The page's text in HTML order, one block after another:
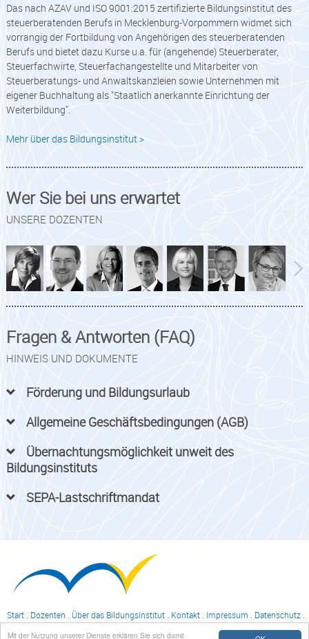
Mit der Nutzung unserer Dienste erklären Sie sich damit
Das nach AZAV und ISO 9001:2015 zertifizierte Bildungsinstitut des
steuerberatenden Berufs in Mecklenburg-Vorpommern widmet sich
vorrangig der Fortbildung von Angehörigen des steuerberatenden
Berufs und bietet dazu Kurse u.a. für (angehende) Steuerberater,
Steuerfachwirte, Steuerfachangestellte und Mitarbeiter von
Steuerberatungs- und Anwaltskanzleien sowie Unternehmen mit
eigener Buchhaltung als "Staatlich anerkannte Einrichtung der
Weiterbildung".
Mehr über das Bildungsinstitut >
Wer Sie bei uns erwartet
UNSERE DOZENTEN
Fragen & Antworten (FAQ)
HINWEIS UND DOKUMENTE
Förderung und Bildungsurlaub
Allgemeine Geschäftsbedingungen (AGB)
Übernachtungsmöglichkeit unweit des
Bildungsinstituts
SEPA-Lastschriftmandat
Start Dozenten Über das Bildungsinstitut Kontakt Impressum Datenschutz